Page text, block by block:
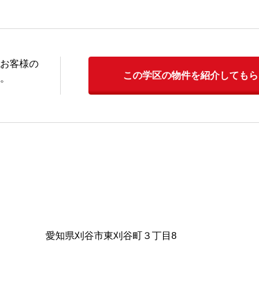
客様の
この学区の物件を紹介してもら
愛知県刈谷市東刈谷町３丁目8